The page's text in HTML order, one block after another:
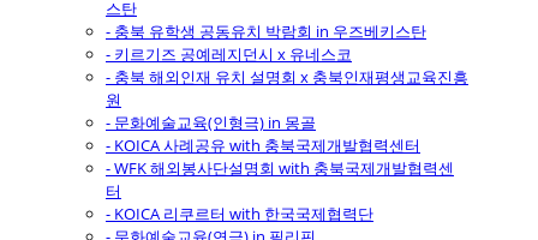
스탄
- 충북 유학생 공동유치 박람회 in 우즈베키스탄
- 키르기즈 공예레지던시 x 유네스코
- 충북 해외인재 유치 설명회 x 충북인재평생교육진흥
원
- 문화예술교육(인형극) in 몽골
- KOICA 사례공유 with 충북국제개발협력센터
- WFK 해외봉사단설명회 with 충북국제개발협력센
터
- KOICA 리쿠르터 with 한국국제협력단